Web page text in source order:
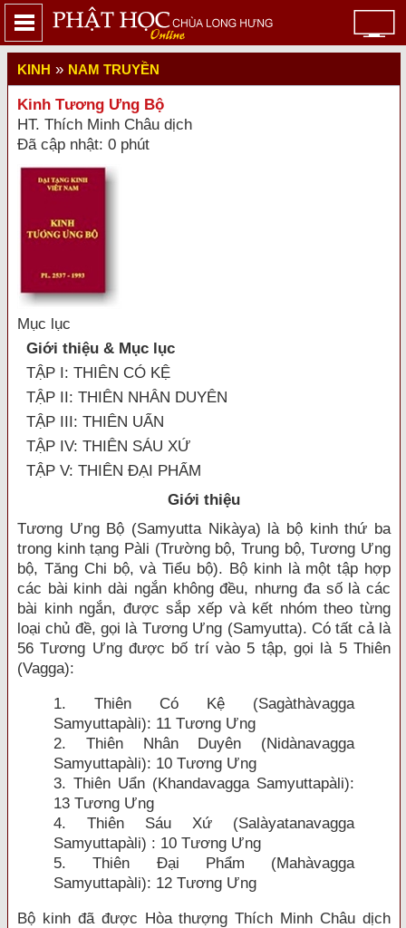
KINH » NAM TRUYỀN
Kinh Tương Ưng Bộ
HT. Thích Minh Châu dịch
Đã cập nhật: 0 phút
Mục lục
Giới thiệu & Mục lục
TẬP I: THIÊN CÓ KỆ
TẬP II: THIÊN NHÂN DUYÊN
TẬP III: THIÊN UẨN
TẬP IV: THIÊN SÁU XỨ
TẬP V: THIÊN ĐẠI PHẨM
Giới thiệu
Tương Ưng Bộ (Samyutta Nikàya) là bộ kinh thứ ba
trong kinh tạng Pàli (Trường bộ, Trung bộ, Tương Ưng
bộ, Tăng Chi bộ, và Tiểu bộ). Bộ kinh là một tập hợp
các bài kinh dài ngắn không đều, nhưng đa số là các
bài kinh ngắn, được sắp xếp và kết nhóm theo từng
loại chủ đề, gọi là Tương Ưng (Samyutta). Có tất cả là
56 Tương Ưng được bố trí vào 5 tập, gọi là 5 Thiên
(Vagga):
1. Thiên Có Kệ (Sagàthàvagga
Samyuttapàli): 11 Tương Ưng
2. Thiên Nhân Duyên (Nidànavagga
Samyuttapàli): 10 Tương Ưng
3. Thiên Uẩn (Khandavagga Samyuttapàli):
13 Tương Ưng
4. Thiên Sáu Xứ (Salàyatanavagga
Samyuttapàli) : 10 Tương Ưng
5. Thiên Đại Phẩm (Mahàvagga
Samyuttapàli): 12 Tương Ưng
Bộ kinh đã được Hòa thượng Thích Minh Châu dịch